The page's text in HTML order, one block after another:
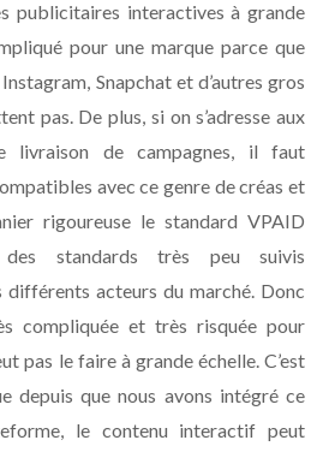
publicitaires interactives à grande
pour une marque parce que
Snapchat et d’autres gros
pas. De plus, si on s’adresse aux
livraison de campagnes, il faut
avec ce genre de créas et
rigoureuse le standard VPAID
standards très peu suivis
acteurs du marché. Donc
compliquée et très risquée pour
pas le faire à grande échelle. C’est
depuis que nous avons intégré ce
le contenu interactif peut